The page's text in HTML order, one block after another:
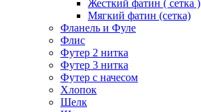
Жесткий фатин ( сетка )
Мягкий фатин (сетка)
Фланель и Фуле
Флис
Футер 2 нитка
Футер 3 нитка
Футер с начесом
Хлопок
Шелк